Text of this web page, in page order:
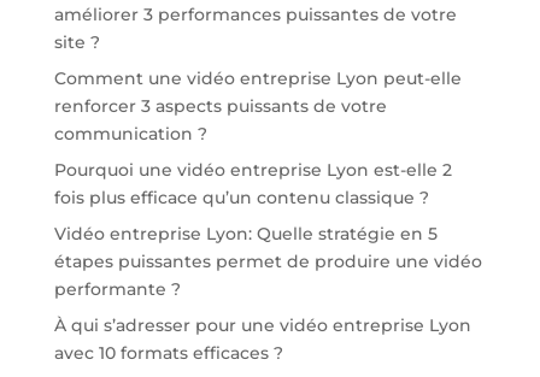
améliorer 3 performances puissantes de votre
site ?
Comment une vidéo entreprise Lyon peut-elle
renforcer 3 aspects puissants de votre
communication ?
Pourquoi une vidéo entreprise Lyon est-elle 2
fois plus efficace qu’un contenu classique ?
Vidéo entreprise Lyon: Quelle stratégie en 5
étapes puissantes permet de produire une vidéo
performante ?
À qui s’adresser pour une vidéo entreprise Lyon
avec 10 formats efficaces ?